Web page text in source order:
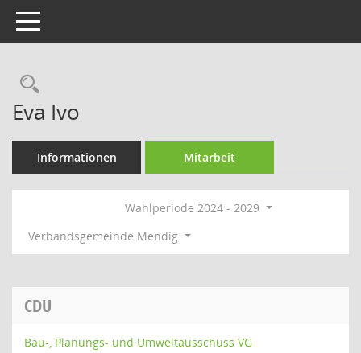
Toggle navigation
Rechercheauswahl
Eva Ivo
Informationen Mitarbeit
Wahlperiode 2024 - 2029
Verbandsgemeinde Mendig
CDU
Bau-, Planungs- und Umweltausschuss VG